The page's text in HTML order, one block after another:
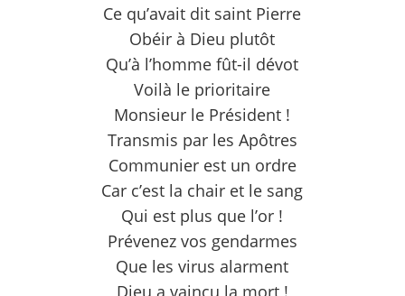
Ce qu’avait dit saint Pierre
Obéir à Dieu plutôt
Qu’à l’homme fût-il dévot
Voilà le prioritaire
Monsieur le Président !
Transmis par les Apôtres
Communier est un ordre
Car c’est la chair et le sang
Qui est plus que l’or !
Prévenez vos gendarmes
Que les virus alarment
Dieu a vaincu la mort !